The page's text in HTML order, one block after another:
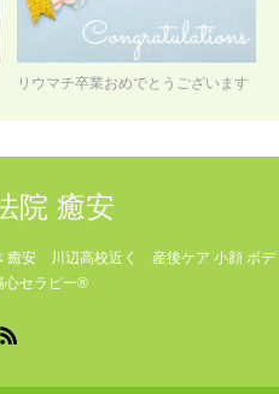
リウマチ卒業おめでとうございます
院 癒安
癒安 川辺高校近く 産後ケア 小顔 ボデ
心セラピー®